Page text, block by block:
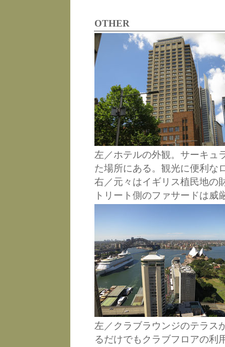
OTHER
左／ホテルの外観。サーキュ
た場所にある。観光に便利な
右／元々はイギリス植民地の
トリート側のファサードは威
左／クラブラウンジのテラス
るだけでもクラブフロアの利